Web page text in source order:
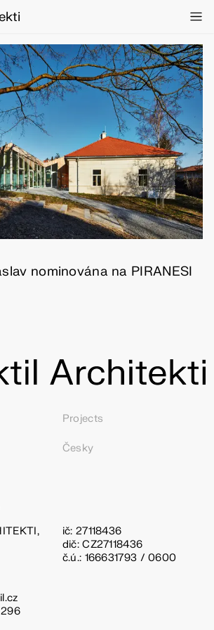
nominována na PIRANESI
Projects
Česky
ič: 27118436
dič: CZ27118436
č.ú.: 166631793 / 0600